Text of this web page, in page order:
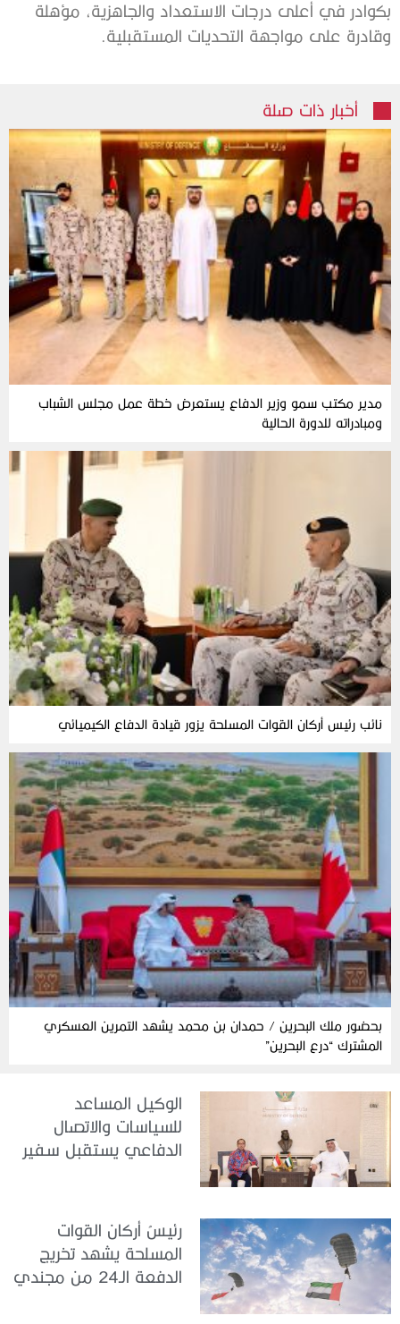
بكوادر في أعلى درجات الاستعداد والجاهزية، مؤهلة
وقادرة على مواجهة التحديات المستقبلية.
أخبار ذات صلة
مدير مكتب سمو وزير الدفاع يستعرض خطة عمل مجلس الشباب
ومبادراته للدورة الحالية
نائب رئيس أركان القوات المسلحة يزور قيادة الدفاع الكيميائي
بحضور ملك البحرين / حمدان بن محمد يشهد التمرين العسكري
المشترك “درع البحرين”
الوكيل المساعد
للسياسات والاتصال
الدفاعي يستقبل سفير
رئيسُ أركان القوات
المسلحة يشهد تخريج
الدفعة الـ24 من مجندي